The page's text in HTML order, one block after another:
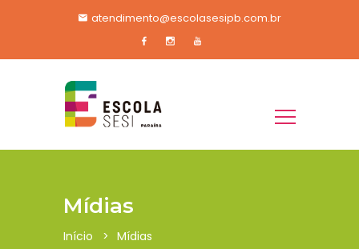
atendimento@escolasesipb.com.br
Mídias
Início Mídias